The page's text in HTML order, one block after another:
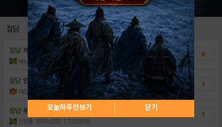
잡담
잡담 캐릭삽니다
sopop 조회수:146 | 23.10.14
0
잡담 안녕하세요 ㅎㅎ
여신임화영♡ 조회수:122 | 23.09.28
1
잡담 위자드&데빌헌터 삽니다.
신광룡 조회수:252 | 23.09.18
1
오늘하루 안보기 닫기